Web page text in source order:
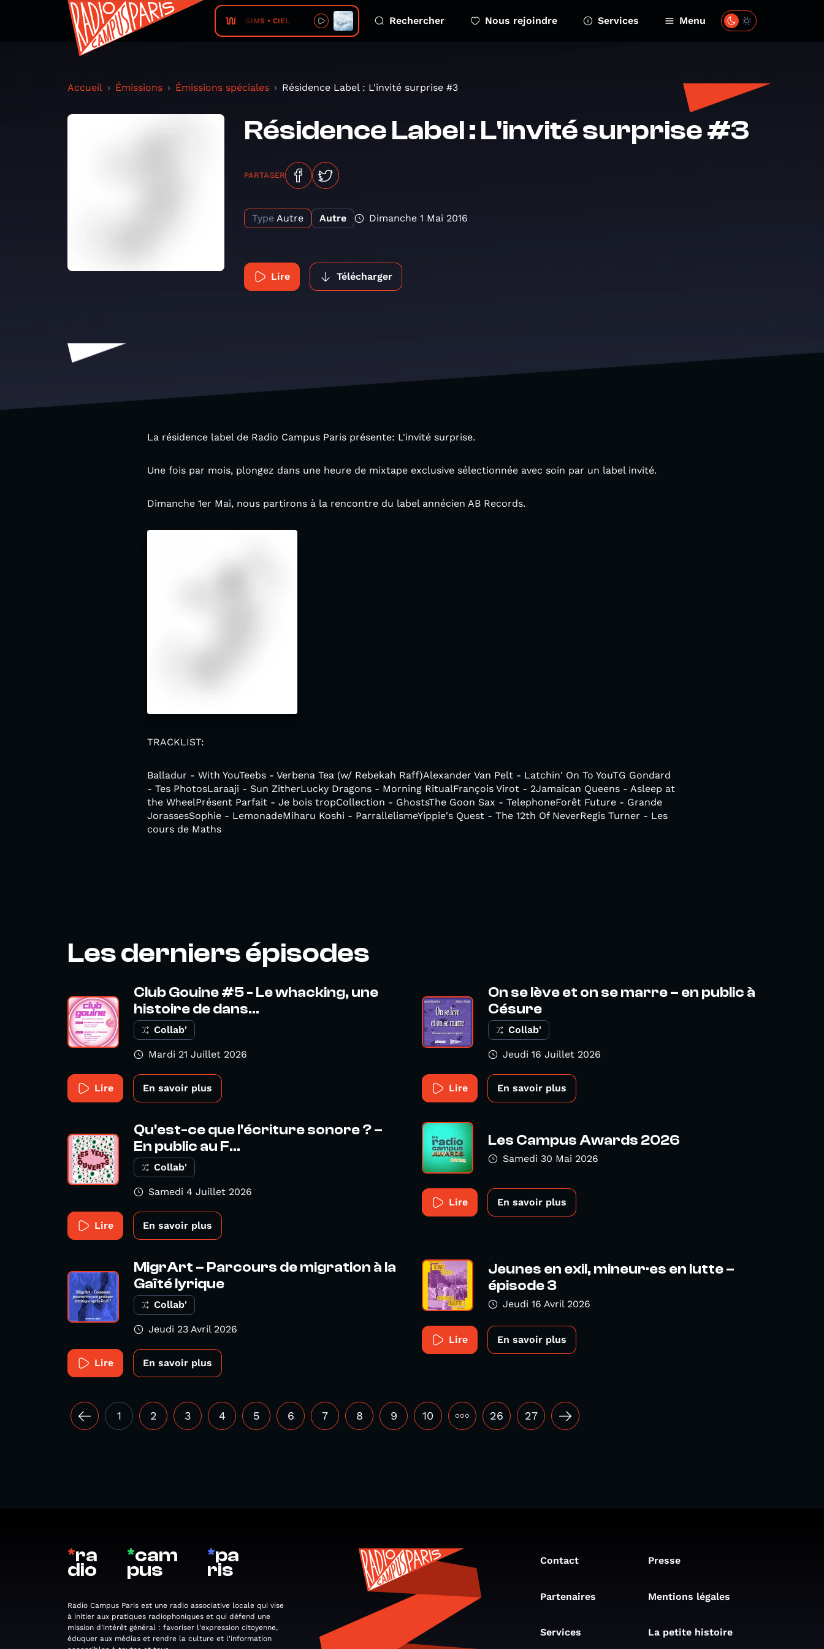
GIMS • CIEL Rechercher Nous rejoindre Services Menu
Accueil Émissions Émissions spéciales Résidence Label : L'invité surprise #3
Résidence Label : L'invité surprise #3
PARTAGER
Type Autre Autre Dimanche 1 Mai 2016
Lire Télécharger
La résidence label de Radio Campus Paris présente: L'invité surprise.
Une fois par mois, plongez dans une heure de mixtape exclusive sélectionnée avec soin par un label invité.
Dimanche 1er Mai, nous partirons à la rencontre du label annécien AB Records.
TRACKLIST:
Balladur - With YouTeebs - Verbena Tea (w/ Rebekah Raff)Alexander Van Pelt - Latchin' On To YouTG Gondard
- Tes PhotosLaraaji - Sun ZitherLucky Dragons - Morning RitualFrançois Virot - 2Jamaican Queens - Asleep at
the WheelPrésent Parfait - Je bois tropCollection - GhostsThe Goon Sax - TelephoneForêt Future - Grande
JorassesSophie - LemonadeMiharu Koshi - ParrallelismeYippie's Quest - The 12th Of NeverRegis Turner - Les
cours de Maths
Les derniers épisodes
Club Gouine #5 - Le whacking, une
histoire de dans...
Collab'
Mardi 21 Juillet 2026
Lire En savoir plus
On se lève et on se marre – en public à
Césure
Collab'
Jeudi 16 Juillet 2026
Lire En savoir plus
Qu'est-ce que l'écriture sonore ? –
En public au F...
Collab'
Samedi 4 Juillet 2026
Lire En savoir plus
Les Campus Awards 2026
Samedi 30 Mai 2026
Lire En savoir plus
MigrArt – Parcours de migration à la
Gaîté lyrique
Collab'
Jeudi 23 Avril 2026
Lire En savoir plus
Jeunes en exil, mineur·es en lutte –
épisode 3
Jeudi 16 Avril 2026
Lire En savoir plus
1 2 3 4 5 6 7 8 9 10 ••• 26 27
*ra
dio
*cam
pus
*pa
ris
Radio Campus Paris est une radio associative locale qui vise
à initier aux pratiques radiophoniques et qui défend une
mission d'intérêt général : favoriser l'expression citoyenne,
éduquer aux médias et rendre la culture et l'information
Contact Presse
Partenaires Mentions légales
Services La petite histoire